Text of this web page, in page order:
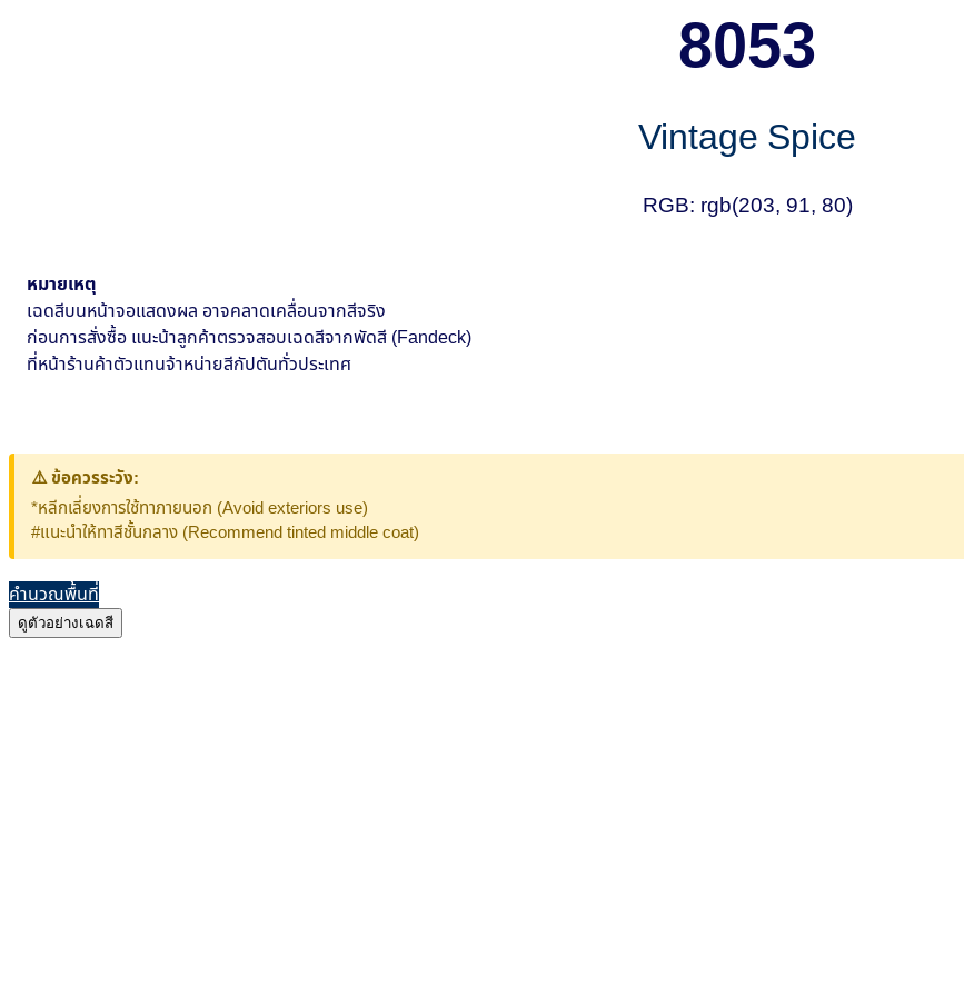
8053
Vintage Spice
RGB: rgb(203, 91, 80)
หมายเหตุ
เฉดสีบนหน้าจอแสดงผล อาจคลาดเคลื่อนจากสีจริง
ก่อนการสั่งซื้อ แนะน้าลูกค้าตรวจสอบเฉดสีจากพัดสี (Fandeck)
ที่หน้าร้านค้าตัวแทนจ้าหน่ายสีกัปตันทั่วประเทศ
⚠️ ข้อควรระวัง:
*หลีกเลี่ยงการใช้ทาภายนอก (Avoid exteriors use)
#แนะนำให้ทาสีชั้นกลาง (Recommend tinted middle coat)
คำนวณพื้นที่
ดูตัวอย่างเฉดสี